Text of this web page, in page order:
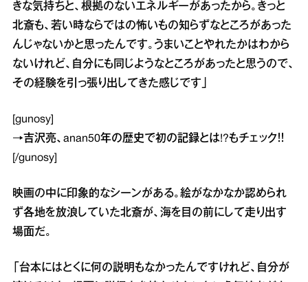
きな気持ちと、根拠のないエネルギーがあったから。きっと
北斎も、若い時ならではの怖いもの知らずなところがあった
んじゃないかと思ったんです。うまいことやれたかはわから
ないけれど、自分にも同じようなところがあったと思うので、
その経験を引っ張り出してきた感じです」
[gunosy]
→ 吉沢亮、anan50年の歴史で初の記録とは!?もチェック！！
[/gunosy]
映画の中に印象的なシーンがある。絵がなかなか認められ
ず各地を放浪していた北斎が、海を目の前にして走り出す
場面だ。
「台本にはとくに何の説明もなかったんですけれど、自分が